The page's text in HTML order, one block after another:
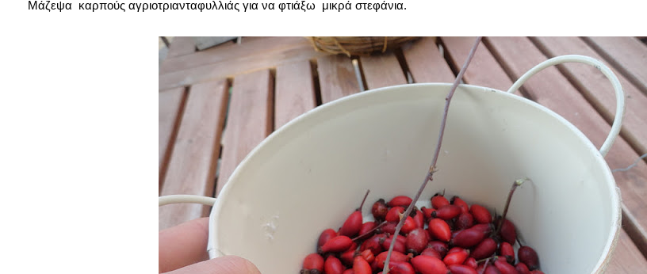
Μάζεψα καρπούς αγριοτριανταφυλλιάς για να φτιάξω μικρά στεφάνια.